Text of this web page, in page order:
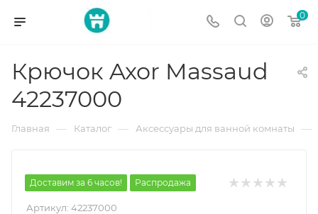
0
Крючок Axor Massaud
42237000
Главная — Каталог — Аксессуары для ванной комнаты —
Доставим за 6 часов! Распродажа
Артикул: 42237000